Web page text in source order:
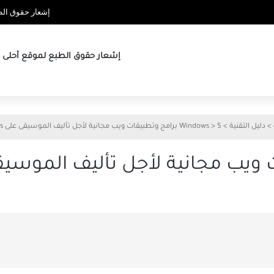
إشعار حقوق
إشعار حقوق الطبع لموقع أحلى
> دليل التقنية >
Windows > 5 برامج وتطبيقات ويب مجانية لأجل تأليف الموسيقى على Windows